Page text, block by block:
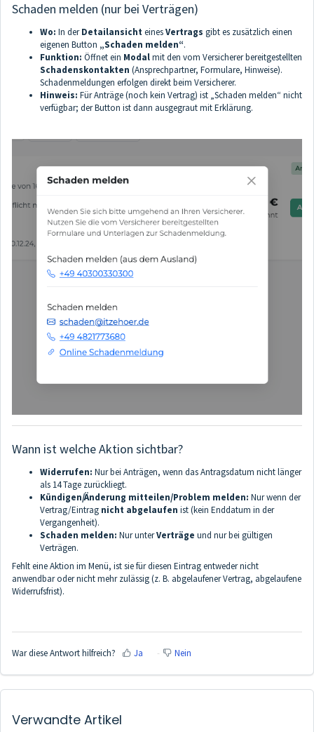
Schaden melden (nur bei Verträgen)
Wo: In derDetailansichteinesVertrags gibt es zusätzlich einen
eigenen Button „Schaden melden“.
Funktion: Öffnet ein Modalmit den vom Versicherer bereitgestellten
Schadenskontakten (Ansprechpartner, Formulare, Hinweise).
Schadenmeldungen erfolgen direkt beim Versicherer.
Hinweis: Für Anträge (noch kein Vertrag) ist „Schaden melden“ nicht
verfügbar; der Button ist dann ausgegraut mit Erklärung.
Wann ist welche Aktion sichtbar?
Widerrufen: Nur bei Anträgen, wenn das Antragsdatum nicht länger
als 14 Tage zurückliegt.
Kündigen/Änderung mitteilen/Problem melden: Nur wenn der
Vertrag/Eintrag nicht abgelaufen ist (kein Enddatum in der
Vergangenheit).
Schaden melden: Nur unterVerträge und nur bei gültigen
Verträgen.
Fehlt eine Aktion im Menü, ist sie für diesen Eintrag entweder nicht
anwendbar oder nicht mehr zulässig (z. B. abgelaufener Vertrag, abgelaufene
Widerrufsfrist).
War diese Antwort hilfreich? Ja Nein
Verwandte Artikel